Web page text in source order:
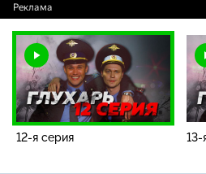
12-я серия 13-